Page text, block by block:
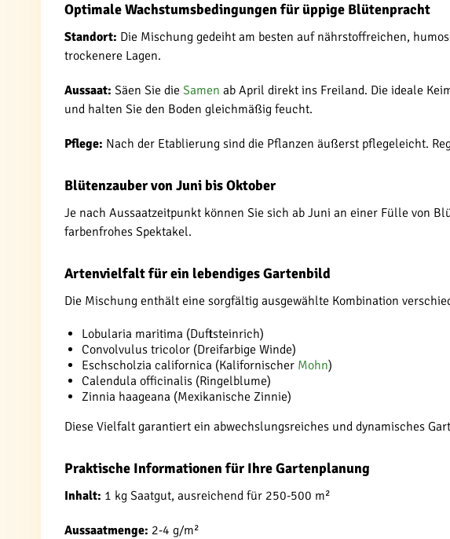
Optimale Wachstumsbedingungen für üppige Blütenpracht
Standort: Die Mischung gedeiht am besten auf nährstoffreichen,
trockenere Lagen.
Aussaat: Säen Sie die Samen ab April direkt ins Freiland. Die ideale
und halten Sie den Boden gleichmäßig feucht.
Pflege: Nach der Etablierung sind die Pflanzen äußerst pflegeleicht.
Blütenzauber von Juni bis Oktober
Je nach Aussaatzeitpunkt können Sie sich ab Juni an einer Fülle von
farbenfrohes Spektakel.
Artenvielfalt für ein lebendiges Gartenbild
Die Mischung enthält eine sorgfältig ausgewählte Kombination
Lobularia maritima (Duftsteinrich)
Convolvulus tricolor (Dreifarbige Winde)
Eschscholzia californica (Kalifornischer Mohn)
Calendula officinalis (Ringelblume)
Zinnia haageana (Mexikanische Zinnie)
Diese Vielfalt garantiert ein abwechslungsreiches und dynamisches
Praktische Informationen für Ihre Gartenplanung
Inhalt: 1 kg Saatgut, ausreichend für 250-500 m²
Aussaatmenge: 2-4 g/m²